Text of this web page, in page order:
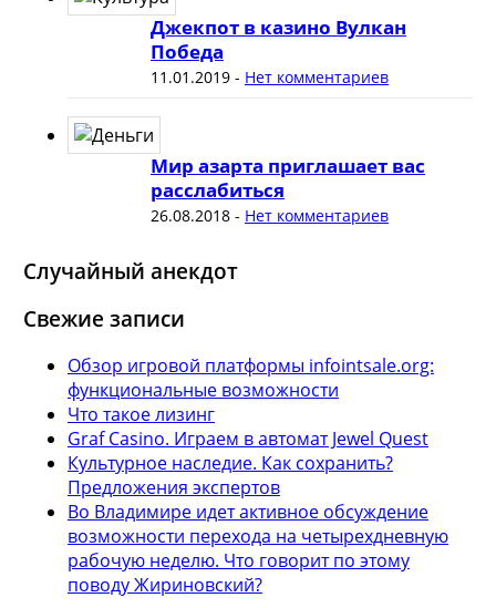
Джекпот в казино Вулкан
Победа
11.01.2019- Нет комментариев
Мир азарта приглашает вас
расслабиться
26.08.2018- Нет комментариев
Случайный анекдот
Свежие записи
Обзор игровой платформы infointsale.org:
функциональные возможности
Что такое лизинг
Graf Casino. Играем в автомат Jewel Quest
Культурное наследие. Как сохранить?
Предложения экспертов
Во Владимире идет активное обсуждение
возможности перехода на четырехдневную
рабочую неделю. Что говорит по этому
поводу Жириновский?